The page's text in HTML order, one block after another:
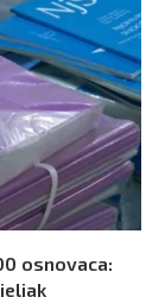
osnovaca: